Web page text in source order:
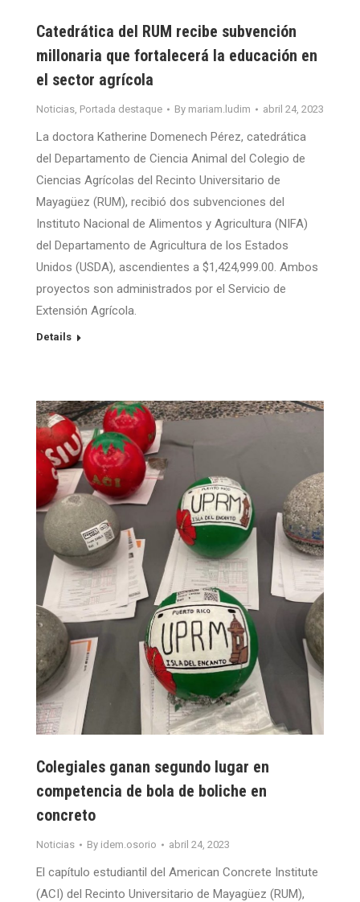
Catedrática del RUM recibe subvención
millonaria que fortalecerá la educación en
el sector agrícola
Noticias, Portada destaque By mariam.ludim abril 24, 2023
La doctora Katherine Domenech Pérez, catedrática
del Departamento de Ciencia Animal del Colegio de
Ciencias Agrícolas del Recinto Universitario de
Mayagüez (RUM), recibió dos subvenciones del
Instituto Nacional de Alimentos y Agricultura (NIFA)
del Departamento de Agricultura de los Estados
Unidos (USDA), ascendientes a $1,424,999.00. Ambos
proyectos son administrados por el Servicio de
Extensión Agrícola.
Details
Colegiales ganan segundo lugar en
competencia de bola de boliche en
concreto
Noticias By idem.osorio abril 24, 2023
El capítulo estudiantil del American Concrete Institute
(ACI) del Recinto Universitario de Mayagüez (RUM),